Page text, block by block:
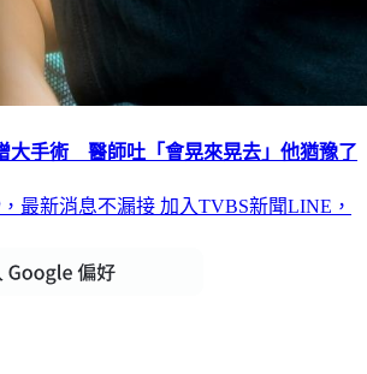
大手術 醫師吐「會晃來晃去」他猶豫了
最新消息不漏接 加入TVBS新聞LINE，